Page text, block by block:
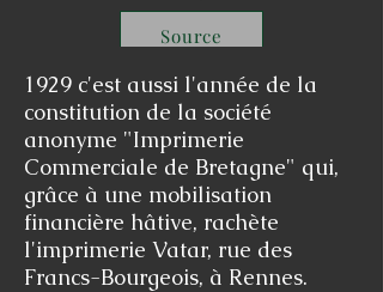
Source
​1929 c'est aussi l'année de la
constitution de la société
anonyme "Imprimerie
Commerciale de Bretagne" qui,
grâce à une mobilisation
financière hâtive, rachète
l'imprimerie Vatar, rue des
Francs-Bourgeois, à Rennes.